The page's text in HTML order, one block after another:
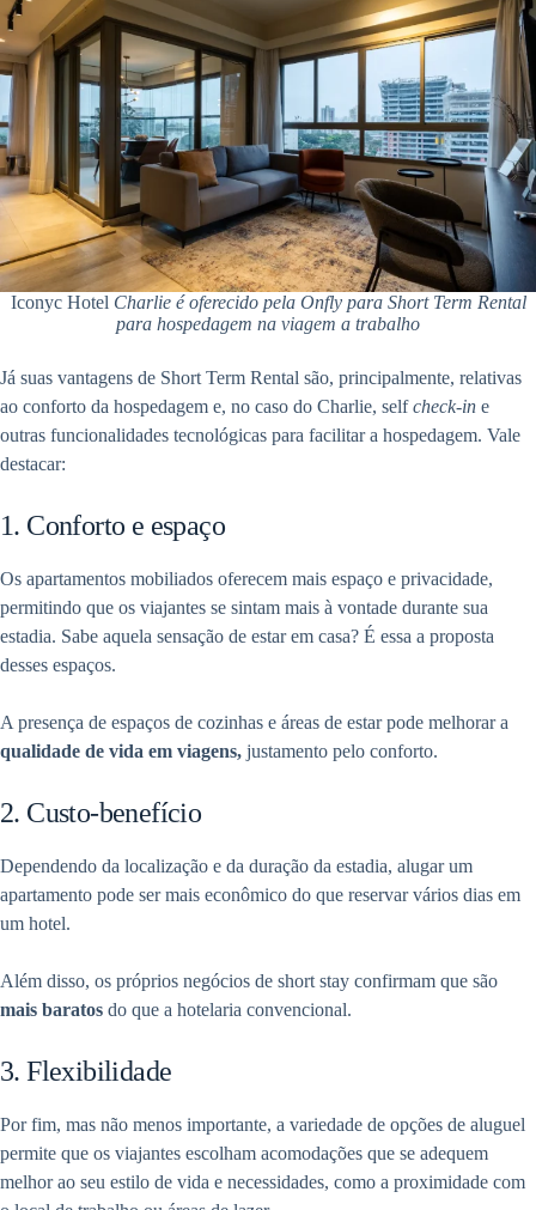
Iconyc Hotel Charlie é oferecido pela Onfly para Short Term Rental
para hospedagem na viagem a trabalho
Já suas vantagens de Short Term Rental são, principalmente, relativas
ao conforto da hospedagem e, no caso do Charlie, selfcheck-in e
outras funcionalidades tecnológicas para facilitar a hospedagem. Vale
destacar:
1. Conforto e espaço
Os apartamentos mobiliados oferecem mais espaço e privacidade,
permitindo que os viajantes se sintam mais à vontade durante sua
estadia. Sabe aquela sensação de estar em casa? É essa a proposta
desses espaços.
A presença de espaços de cozinhas e áreas de estar pode melhorar a
qualidade de vida em viagens, justamento pelo conforto.
2. Custo-benefício
Dependendo da localização e da duração da estadia, alugar um
apartamento pode ser mais econômico do que reservar vários dias em
um hotel.
Além disso, os próprios negócios de short stay confirmam que são
mais baratos do que a hotelaria convencional.
3. Flexibilidade
Por fim, mas não menos importante, a variedade de opções de aluguel
permite que os viajantes escolham acomodações que se adequem
melhor ao seu estilo de vida e necessidades, como a proximidade com